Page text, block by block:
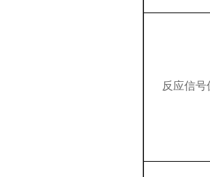
反应信号